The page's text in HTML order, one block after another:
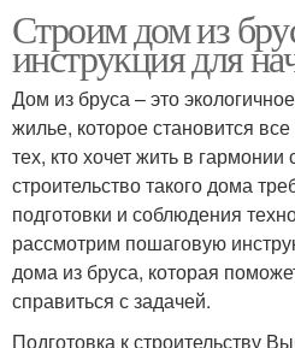
Строим дом из
инструкция для
Дом из бруса – это
жилье, которое становится
тех, кто хочет жить в
строительство такого дома
подготовки и соблюдения
рассмотрим пошаговую
дома из бруса, которая
справиться с задачей.
Подготовка к строительству